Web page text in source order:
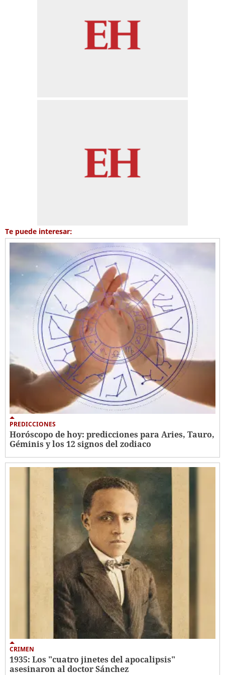
Te puede interesar:
PREDICCIONES
Horóscopo de hoy: predicciones para Aries, Tauro,
Géminis y los 12 signos del zodiaco
CRIMEN
1935: Los "cuatro jinetes del apocalipsis"
asesinaron al doctor Sánchez